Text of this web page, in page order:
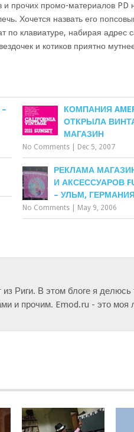
прочих промо-материалов PD
Хочется назвать его
по клавиатуре, набирая адрес
и котиков приятно
КОМПАНИЯ
ОТКРЫЛА
МАГАЗИН
No Comments Dec 5, 2007
РЕКЛАМА
И АКСЕССУАРОВ
– УЛЬМ,
No Comments May 9, 2006
Риги. В этом блоге я делюсь
и прочим. Emod.ru - это моя